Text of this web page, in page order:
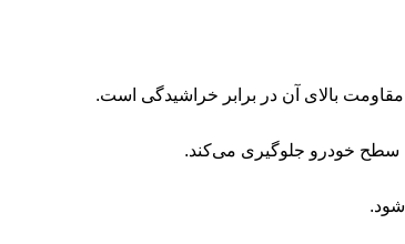
به سطح خودرو جلوگیری می‌کند.